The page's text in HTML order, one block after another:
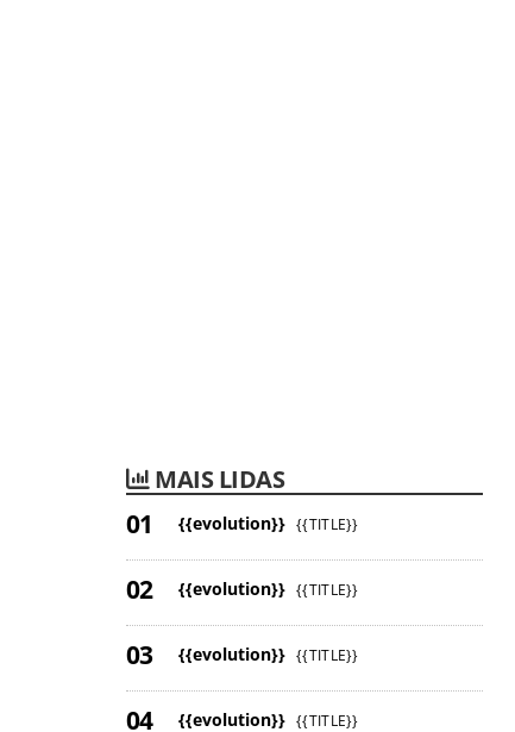
MAIS LIDAS
{{evolution}} {{TITLE}}
{{evolution}} {{TITLE}}
{{evolution}} {{TITLE}}
{{evolution}} {{TITLE}}